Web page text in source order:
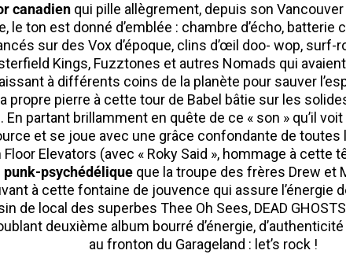
canadienqui pille allègrement, depuis son
le ton est donné d’emblée : chambre d’écho, batterie
sur des Vox d’époque, clins d’œil doo- wop, surf-
Kings, Fuzztones et autres Nomads qui
à différents coins de la planète pour sauver
propre pierre à cette tour de Babel bâtie sur les
partant brillamment en quête de ce « son » qu’il
et se joue avec une grâce confondante de
Elevators (avec « Roky Said », hommage à cette
punk-psychédélique que la troupe des frères Drew et
à cette fontaine de jouvence qui assure l’énergie
de local des superbes Thee Oh Sees, DEAD
deuxième album bourré d’énergie,
au fronton du Garageland : let’s rock !